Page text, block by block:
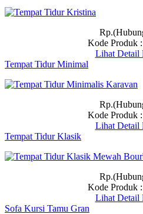
Kode Produk
Lihat Detail
Tempat Tidur Minimal
Kode Produk
Lihat Detail
Tempat Tidur Klasik
Kode Produk
Lihat Detail
Sofa Kursi Tamu Gran